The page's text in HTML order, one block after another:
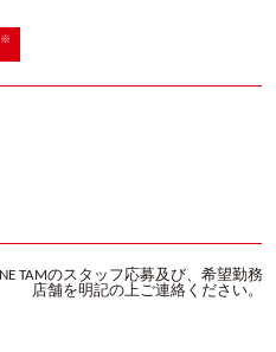
※
TAMのスタッフ応募及び、希望勤務
店舗を明記の上ご連絡ください。